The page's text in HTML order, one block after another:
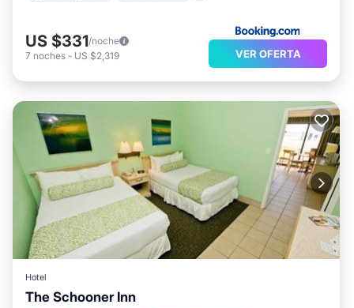
US $331/noche
7 noches - US $2,319 VER OFERTA
Hotel
The Schooner Inn